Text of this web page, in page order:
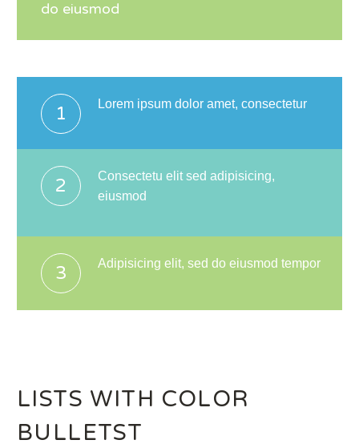
do eiusmod
1 Lorem ipsum dolor amet, consectetur
2
Consectetu elit sed adipisicing,
eiusmod
3 Adipisicing elit, sed do eiusmod tempor
LISTS WITH COLOR
BULLETST